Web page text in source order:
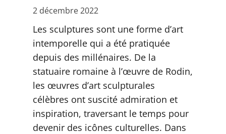
2 décembre 2022
Les sculptures sont une forme d’art
intemporelle qui a été pratiquée
depuis des millénaires. De la
statuaire romaine à l’œuvre de Rodin,
les œuvres d’art sculpturales
célèbres ont suscité admiration et
inspiration, traversant le temps pour
devenir des icônes culturelles. Dans